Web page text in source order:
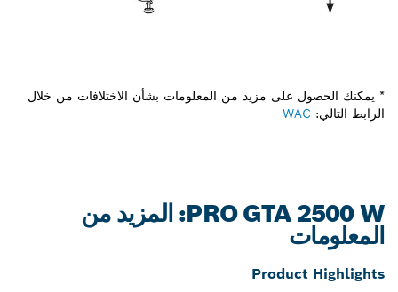
* يمكنك الحصول على مزيد من المعلومات بشأن الاختلافات من خلال
الرابط التالي: WAC
PRO GTA 2500 W: المزيد من
المعلومات
Product Highlights